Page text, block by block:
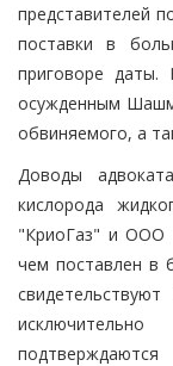
представителей
поставки в
приговоре
осужденным
обвиняемого, а
Доводы
кислорода
"КриоГаз" и ООО
чем поставлен в